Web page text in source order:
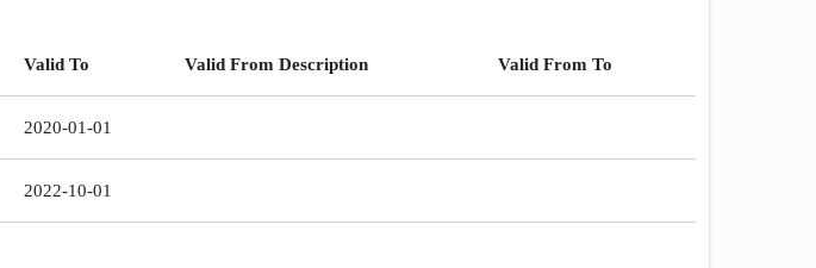
Valid To Valid From Description Valid From To
2020-01-01
2022-10-01